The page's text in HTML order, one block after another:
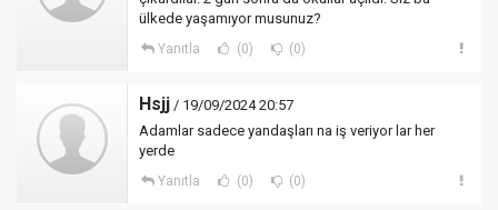
ülkede yaşamıyor musunuz?
Yanıtla (0) (0)
Hsjj / 19/09/2024 20:57
Adamlar sadece yandaşları na iş veriyor lar her
yerde
Yanıtla (0) (0)